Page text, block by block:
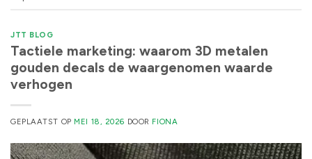
JTT BLOG
Tactiele marketing: waarom 3D metalen
gouden decals de waargenomen waarde
verhogen
GEPLAATST OP MEI 18, 2026 DOOR FIONA